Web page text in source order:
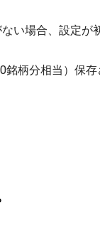
い場合、設定が
銘柄分相当）保